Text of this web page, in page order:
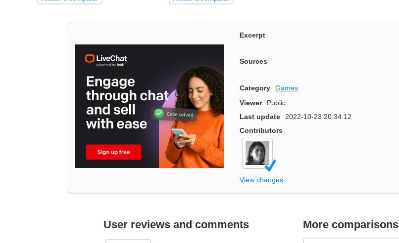
Excerpt
Sources
Category Games
Viewer
Public
Last update
2022-10-23 20:34:12
Contributors
View changes
User reviews and comments More comparisons